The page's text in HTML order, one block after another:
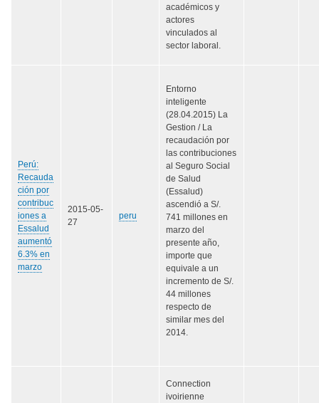
académicos y
actores
vinculados al
sector laboral.
Perú:
Recauda
ción por
contribuc
iones a
Essalud
aumentó
6.3% en
marzo
2015-05-
27
peru
Entorno
inteligente
(28.04.2015) La
Gestion / La
recaudación por
las contribuciones
al Seguro Social
de Salud
(Essalud)
ascendió a S/.
741 millones en
marzo del
presente año,
importe que
equivale a un
incremento de S/.
44 millones
respecto de
similar mes del
2014.
Connection
ivoirienne